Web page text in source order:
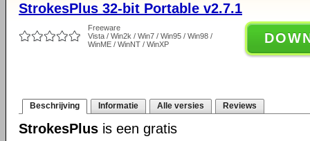
StrokesPlus 32-bit Portable v2.7.1
Freeware
Vista / Win2k / Win7 / Win95 / Win98 /
WinME / WinNT / WinXP
Beschrijving Informatie Alle versies Reviews
StrokesPlus is een gratis